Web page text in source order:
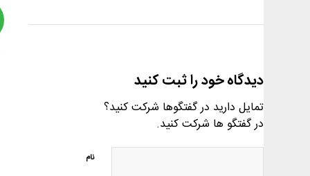
دیدگاه خود را ثبت کنید
تمایل دارید در گفتگوها شرکت کنید؟
در گفتگو ها شرکت کنید.
نام